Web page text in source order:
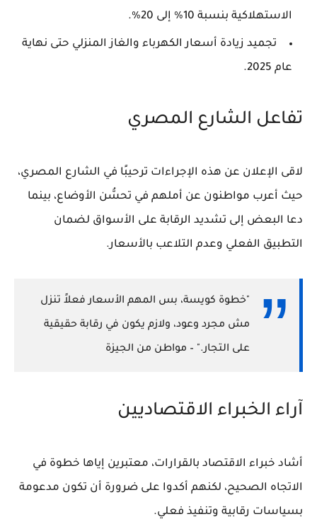
الاستهلاكية بنسبة 10% إلى 20% .
تجميد زيادة أسعار الكهرباء والغاز المنزلي حتى نهاية
عام 2025.
تفاعل الشارع المصري
لاقى الإعلان عن هذه الإجراءات ترحيبًا في الشارع المصري،
حيث أعرب مواطنون عن أملهم في تحسُّن الأوضاع، بينما
دعا البعض إلى تشديد الرقابة على الأسواق لضمان
التطبيق الفعلي وعدم التلاعب بالأسعار.
"خطوة كويسة، بس المهم الأسعار فعلاً تنزل
مش مجرد وعود، ولازم يكون في رقابة حقيقية
على التجار." – مواطن من الجيزة
آراء الخبراء الاقتصاديين
أشاد خبراء الاقتصاد بالقرارات، معتبرين إياها خطوة في
الاتجاه الصحيح، لكنهم أكدوا على ضرورة أن تكون مدعومة
بسياسات رقابية وتنفيذ فعلي.